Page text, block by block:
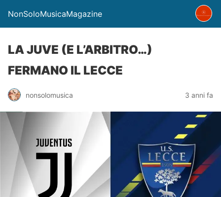
NonSoloMusicaMagazine
LA JUVE (E L’ARBITRO…)
FERMANO IL LECCE
nonsolomusica 3 anni fa